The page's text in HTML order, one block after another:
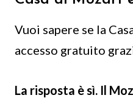
Vuoi sapere se la
accesso gratuito
La risposta è sì. Il